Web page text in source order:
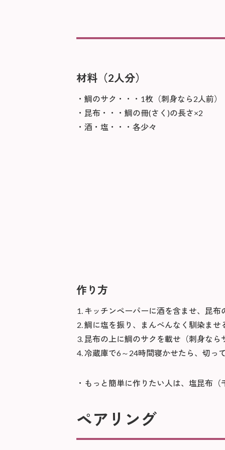
材料（2人分）
鯛のサク・・・1枚（刺身なら2人前）
昆布・・・鯛の冊(さく)の長さ×2
酒・塩・・・各少々
作り方
キッチンペーパーに酒を含ませ、昆布
鯛に塩を振り、まんべんなく馴染ませ
昆布の上に鯛のサクを載せ（刺身な
冷蔵庫で6～24時間寝かせたら、切っ
もっと簡単に作りたい人は、塩昆布
ペアリング